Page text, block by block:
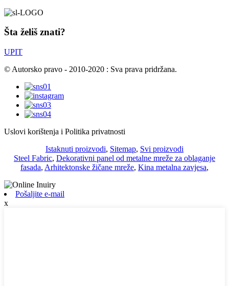
Šta želiš znati?
UPIT
© Autorsko pravo - 2010-2020 : Sva prava pridržana.
Uslovi korištenja i Politika privatnosti
Istaknuti proizvodi, Sitemap, Svi proizvodi
Steel Fabric, Dekorativni panel od metalne mreže za oblaganje
fasada, Arhitektonske žičane mreže, Kina metalna zavjesa,
Pošaljite e-mail
x